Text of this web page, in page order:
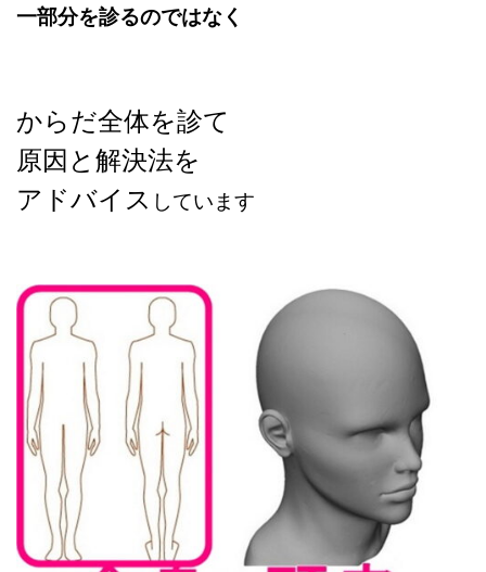
一部分を診るのではなく
からだ全体を診て
原因と解決法を
アドバイス しています